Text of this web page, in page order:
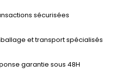
sécurisées
et transport spécialisés
garantie sous 48H